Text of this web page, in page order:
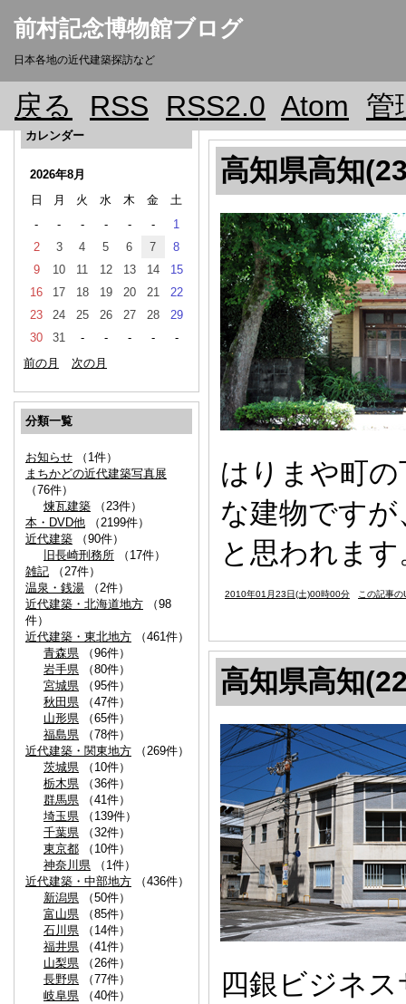
前村記念博物館ブログ
日本各地の近代建築探訪など
戻る RSS RSS2.0 Atom 管
カレンダー
2026年8月
日
月 火 水 木 金
土
-
- - - - -
1
2
3 4 5 6 7
8
9
10 11 12 13 14
15
16
17 18 19 20 21
22
23
24 25 26 27 28
29
30
31 - - - -
-
前の月
次の月
分類一覧
お知らせ （1件）
まちかどの近代建築写真展
（76件）
煉瓦建築 （23件）
本・DVD他 （2199件）
近代建築 （90件）
旧長崎刑務所 （17件）
雑記 （27件）
温泉・銭湯 （2件）
近代建築・北海道地方 （98
件）
近代建築・東北地方 （461件）
青森県 （96件）
岩手県 （80件）
宮城県 （95件）
秋田県 （47件）
山形県 （65件）
福島県 （78件）
近代建築・関東地方 （269件）
茨城県 （10件）
栃木県 （36件）
群馬県 （41件）
埼玉県 （139件）
千葉県 （32件）
東京都 （10件）
神奈川県 （1件）
近代建築・中部地方 （436件）
新潟県 （50件）
富山県 （85件）
石川県 （14件）
福井県 （41件）
山梨県 （26件）
長野県 （77件）
岐阜県 （40件）
高知県高知
はりまや町
な建物です
と思われます
2010年01月23日(土)00時00分 この記事の
高知県高知
四銀ビジネ